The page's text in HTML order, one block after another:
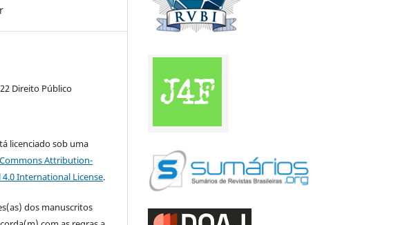
Direito Público
licenciado sob uma
Attribution-
International License.
dos manuscritos